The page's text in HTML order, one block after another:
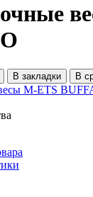
В закладки В